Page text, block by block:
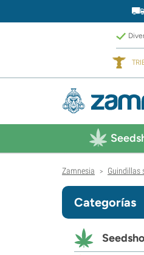
Zamnesia > Guindillas
Categorías